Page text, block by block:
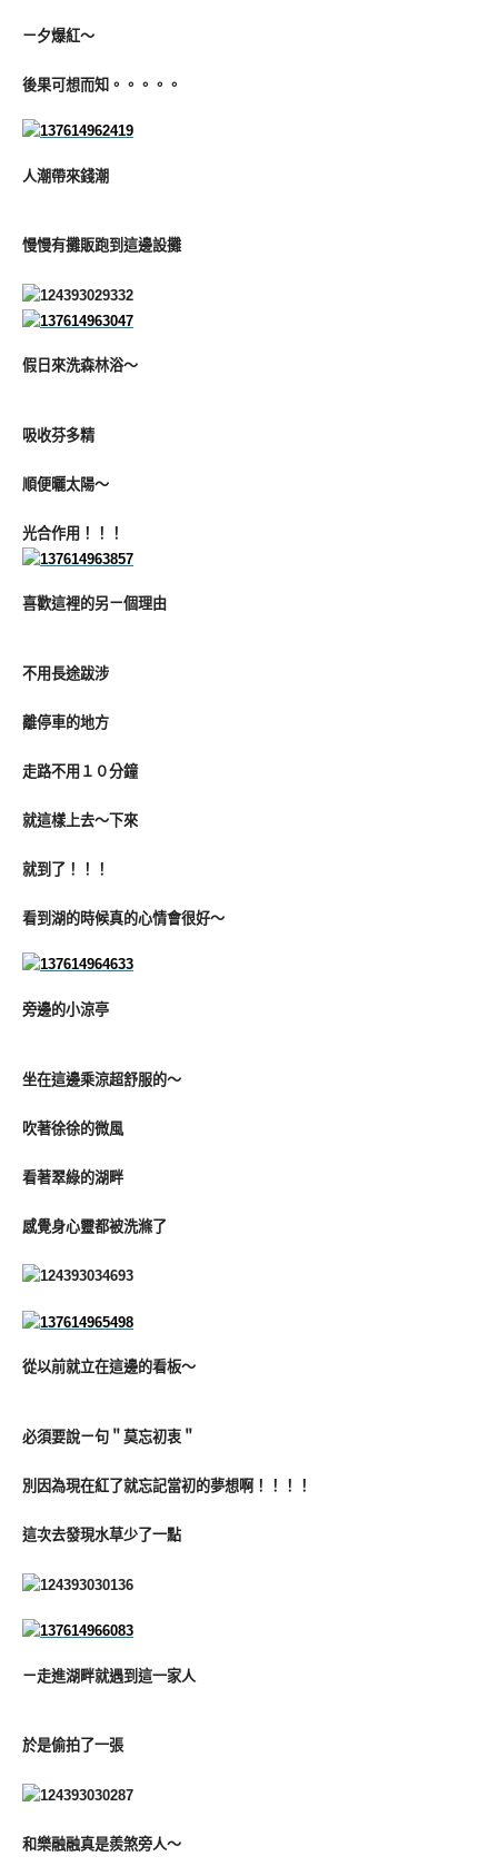
ㄧ夕爆紅～
後果可想而知。。。。。
人潮帶來錢潮
慢慢有攤販跑到這邊設攤
假日來洗森林浴～
吸收芬多精
順便曬太陽～
光合作用！！！
喜歡這裡的另ㄧ個理由
不用長途跋涉
離停車的地方
走路不用１０分鐘
就這樣上去～下來
就到了！！！
看到湖的時候真的心情會很好～
旁邊的小涼亭
坐在這邊乘涼超舒服的～
吹著徐徐的微風
看著翠綠的湖畔
感覺身心靈都被洗滌了
從以前就立在這邊的看板～
必須要說ㄧ句＂莫忘初衷＂
別因為現在紅了就忘記當初的夢想啊！！！！
這次去發現水草少了一點
ㄧ走進湖畔就遇到這一家人
於是偷拍了一張
和樂融融真是羨煞旁人～